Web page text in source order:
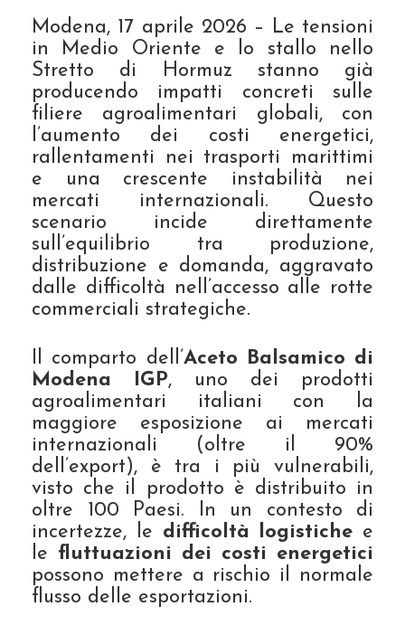
Modena, 17 aprile 2026 – Le tensioni
in Medio Oriente e lo stallo nello
Stretto di Hormuz stanno già
producendo impatti concreti sulle
filiere agroalimentari globali, con
l’aumento dei costi energetici,
rallentamenti nei trasporti marittimi
e una crescente instabilità nei
mercati internazionali. Questo
scenario incide direttamente
sull’equilibrio tra produzione,
distribuzione e domanda, aggravato
dalle difficoltà nell’accesso alle rotte
commerciali strategiche.
Il comparto dell’Aceto Balsamico di
Modena IGP, uno dei prodotti
agroalimentari italiani con la
maggiore esposizione ai mercati
internazionali (oltre il 90%
dell’export), è tra i più vulnerabili,
visto che il prodotto è distribuito in
oltre 100 Paesi. In un contesto di
incertezze, le difficoltà logistiche e
le fluttuazioni dei costi energetici
possono mettere a rischio il normale
flusso delle esportazioni.